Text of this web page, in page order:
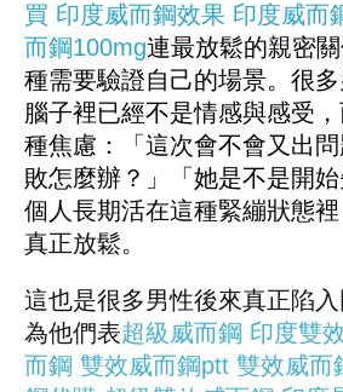
買 印度威而鋼效果 印度威而
而鋼100mg連最放鬆的親密
種需要驗證自己的場景。很多
腦子裡已經不是情感與感受
種焦慮：「這次會不會又出
敗怎麼辦？」「她是不是開
個人長期活在這種緊繃狀態
真正放鬆。
這也是很多男性後來真正陷
為他們表超級威而鋼 印度雙
而鋼 雙效威而鋼ptt 雙效威而